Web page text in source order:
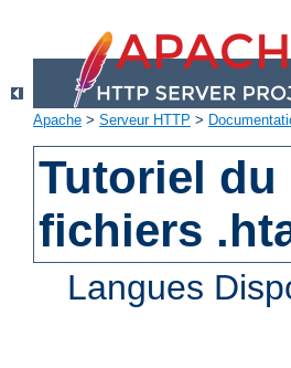
Apache > Serveur HTTP >
Tutoriel du
fichiers
Langues